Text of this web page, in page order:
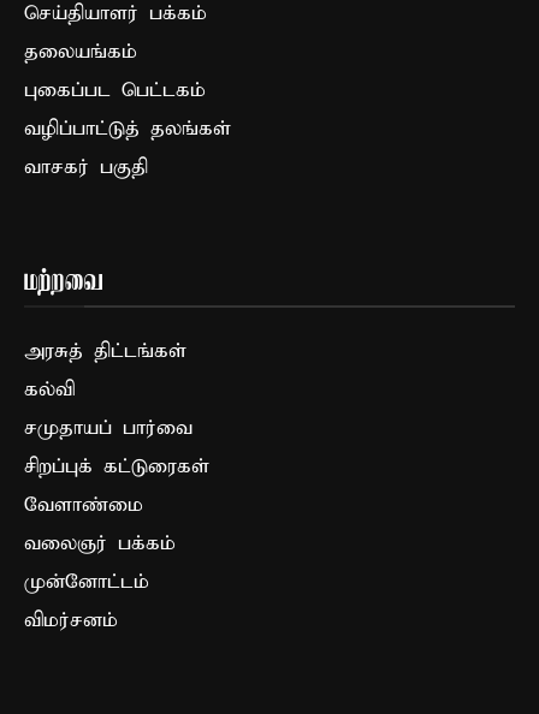
செய்தியாளர் பக்கம்
தலையங்கம்
புகைப்பட பெட்டகம்
வழிப்பாட்டுத் தலங்கள்
வாசகர் பகுதி
மற்றவை
அரசுத் திட்டங்கள்
கல்வி
சமுதாயப் பார்வை
சிறப்புக் கட்டுரைகள்
வேளாண்மை
வலைஞர் பக்கம்
முன்னோட்டம்
விமர்சனம்